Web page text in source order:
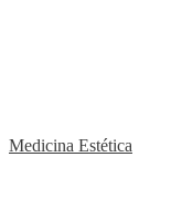
Medicina Estética